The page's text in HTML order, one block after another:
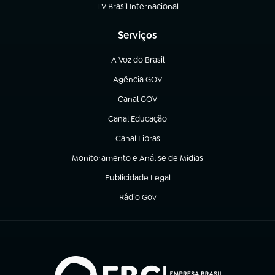
TV Brasil Internacional
(abre em nova aba)
Serviços
A Voz do Brasil
(abre em nova aba)
Agência GOV
(abre em nova aba)
Canal GOV
(abre em nova aba)
Canal Educação
(abre em nova aba)
Canal Libras
(abre em nova aba)
Monitoramento e Análise de Mídias
(abre em nova aba)
Publicidade Legal
(abre em nova aba)
Rádio Gov
(abre em nova aba)